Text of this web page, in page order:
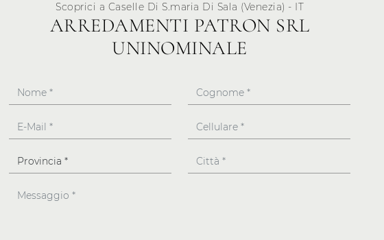
Scoprici a Caselle Di S.maria Di Sala (Venezia) - IT
ARREDAMENTI PATRON SRL
UNINOMINALE